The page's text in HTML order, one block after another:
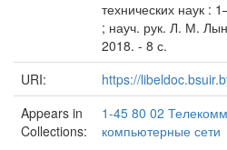
технических наук :
; науч. рук. Л. М.
2018. - 8 с.
URI:
https://
Appears in
Collections:
1-45 80 02
компьютерные сети